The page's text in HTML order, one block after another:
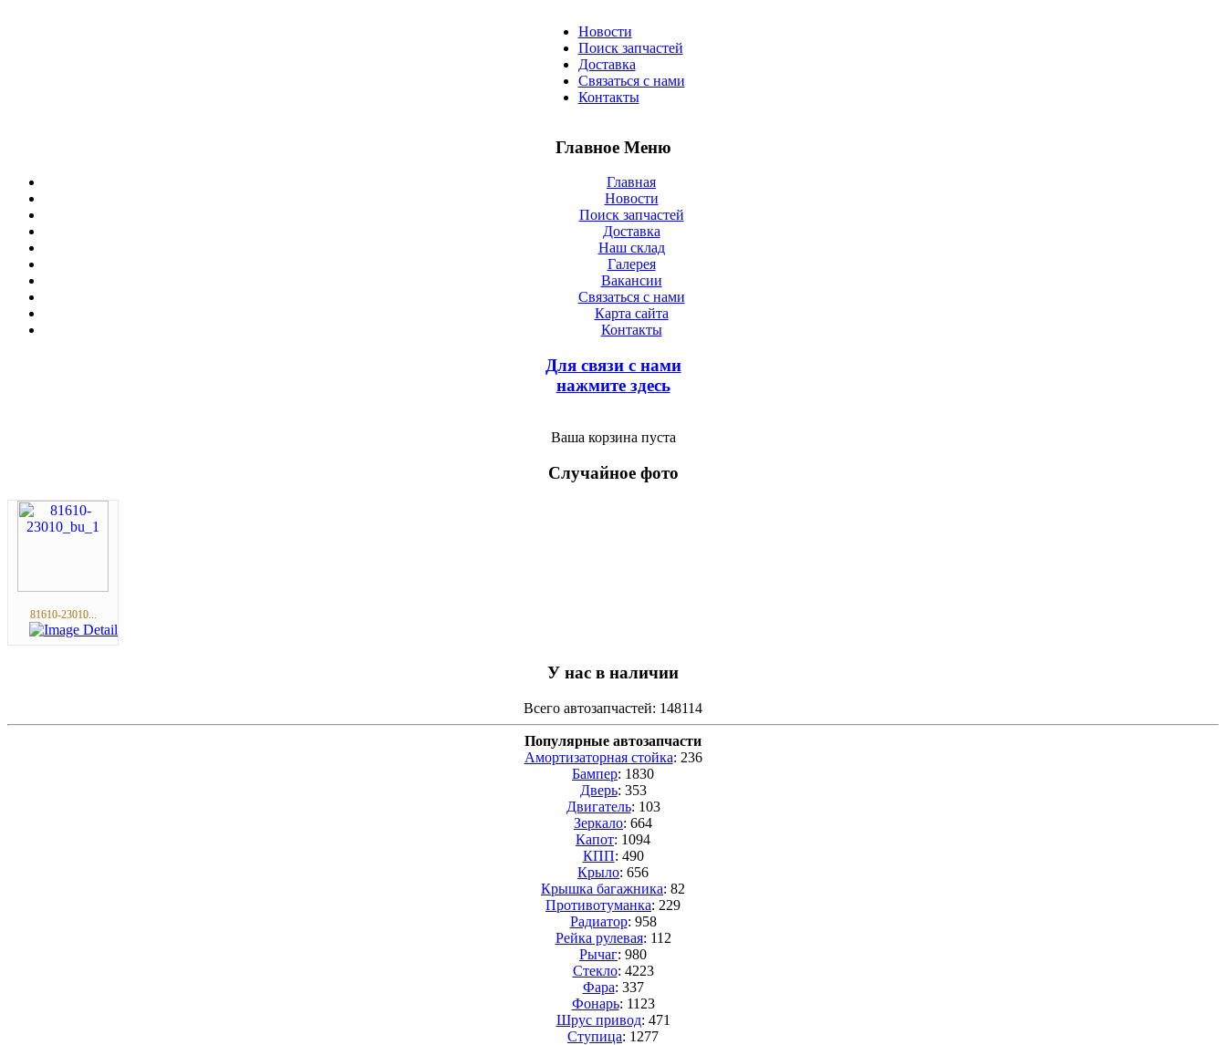
Новости
Поиск запчастей
Доставка
Связаться с нами
Контакты
Главное Меню
Главная
Новости
Поиск запчастей
Доставка
Наш склад
Галерея
Вакансии
Связаться с нами
Карта сайта
Контакты
Для связи с нами
нажмите здесь
Ваша корзина пуста
Случайное фото
81610-23010...
У нас в наличии
Всего автозапчастей: 148114
Популярные автозапчасти
Амортизаторная стойка: 236
Бампер: 1830
Дверь: 353
Двигатель: 103
Зеркало: 664
Капот: 1094
КПП: 490
Крыло: 656
Крышка багажника: 82
Противотуманка: 229
Радиатор: 958
Рейка рулевая: 112
Рычаг: 980
Стекло: 4223
Фара: 337
Фонарь: 1123
Шрус привод: 471
Cтупица: 1277